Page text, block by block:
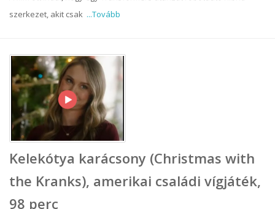
szerkezet, akit csak ...Tovább
Kelekótya karácsony (Christmas with
the Kranks), amerikai családi vígjáték,
98 perc